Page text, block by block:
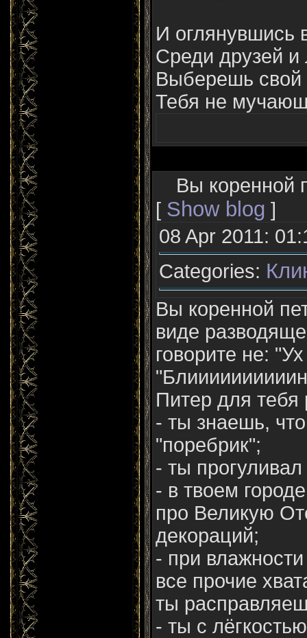
И оглянувшись
Среди друзей
Выберешь свой
Тебя не
Вы коренной
[ Show blog ]
08 Apr 2011:
Categories:
Вы коренной
виде
говорите не:
Питер для тебя
- ты знаешь,
"поребрик";
- ты
- в твоем
про Великую
декораций;
- при
все прочие
ты
- ты с